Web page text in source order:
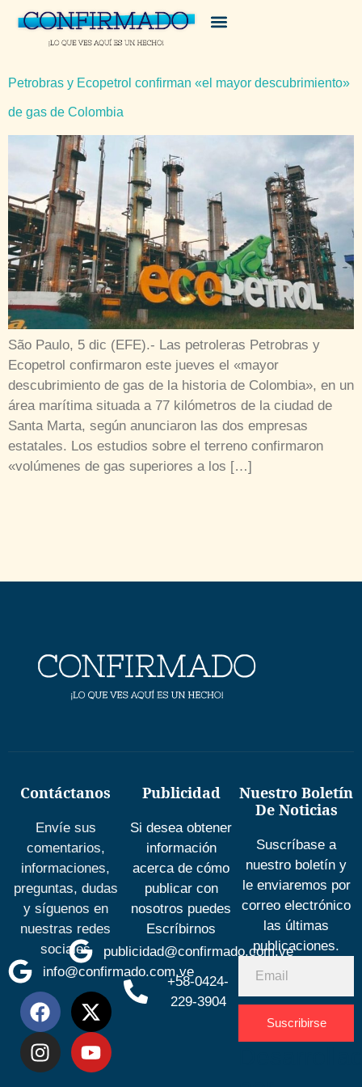
Petrobras y Ecopetrol confirman «el mayor descubrimiento»
de gas de Colombia
São Paulo, 5 dic (EFE).- Las petroleras Petrobras y
Ecopetrol confirmaron este jueves el «mayor
descubrimiento de gas de la historia de Colombia», en un
área marítima situada a 77 kilómetros de la ciudad de
Santa Marta, según anunciaron las dos empresas
estatales. Los estudios sobre el terreno confirmaron
«volúmenes de gas superiores a los […]
Contáctanos
Envíe sus
comentarios,
informaciones,
preguntas, dudas
y síguenos en
nuestras redes
sociales
info@confirmado.com.ve
Publicidad
Si desea obtener
información
acerca de cómo
publicar con
nosotros puedes
Escríbirnos
publicidad@confirmado.com.ve
+58-0424-
229-3904
Nuestro Boletín
De Noticias
Suscríbase a
nuestro boletín y
le enviaremos por
correo electrónico
las últimas
publicaciones.
Suscribirse